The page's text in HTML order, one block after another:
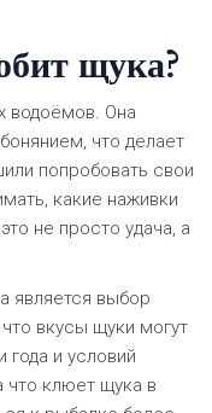
щука?
водоёмов. Она
что делает
попробовать свои
какие наживки
не просто удача, а
является выбор
вкусы щуки могут
и условий
клюет щука в